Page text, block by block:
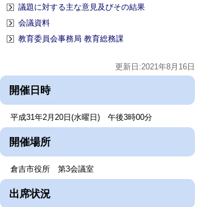
議題に対する主な意見及びその結果
会議資料
教育委員会事務局 教育総務課
更新日:2021年8月16日
開催日時
平成31年2月20日(水曜日) 午後3時00分
開催場所
倉吉市役所 第3会議室
出席状況